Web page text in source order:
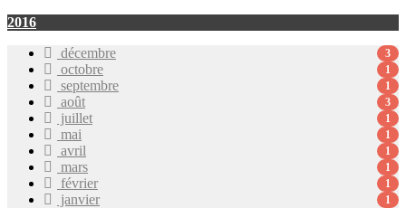
2016
décembre
3
octobre 1
septembre 1
août 3
juillet 1
mai 1
avril 1
mars 1
février 1
janvier 1